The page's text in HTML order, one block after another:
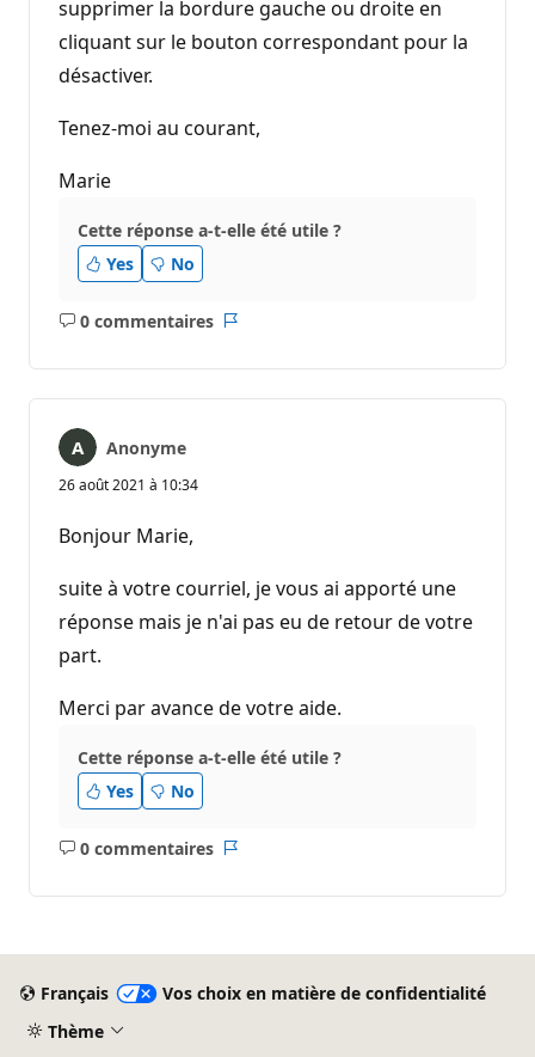
supprimer la bordure gauche ou droite en
cliquant sur le bouton correspondant pour la
désactiver.
Tenez-moi au courant,
Marie
Cette réponse a-t-elle été utile ?
Yes
No
0 commentaires
Aucun
Anonyme
26 août 2021 à 10:34
Bonjour Marie,
suite à votre courriel, je vous ai apporté une
réponse mais je n'ai pas eu de retour de votre
part.
Merci par avance de votre aide.
Cette réponse a-t-elle été utile ?
Yes
No
0 commentaires
Aucun
Français
Vos choix en matière de confidentialité
Thème